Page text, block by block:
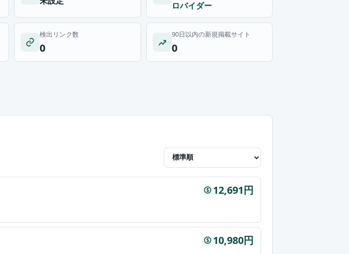
ロバイダー
検出リンク数
0
90日以内の新規掲載サイト
0
$ 12,691円
$ 10,980円